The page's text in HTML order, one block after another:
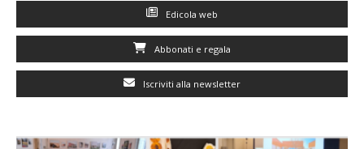
Edicola web
Abbonati e regala
Iscriviti alla newsletter